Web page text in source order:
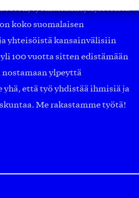
työmarkkinajärjestöistä
koko suomalaisen
yhteisöistä kansainvälisiin
100 vuotta sitten edistämään
ylpeyttä
että työ yhdistää ihmisiä ja
Me rakastamme työtä!